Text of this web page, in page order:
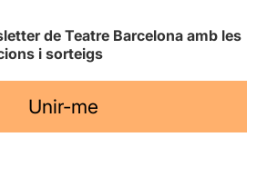
de Teatre Barcelona amb les
i sorteigs
Unir-me